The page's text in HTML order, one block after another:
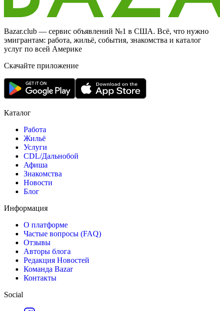
Bazar.club — сервис объявлений №1 в США. Всё, что нужно
эмигрантам: работа, жильё, события, знакомства и каталог
услуг по всей Америке
Скачайте приложение
Каталог
Работа
Жильё
Услуги
CDL/Дальнобой
Афиша
Знакомства
Новости
Блог
Информация
О платформе
Частые вопросы (FAQ)
Отзывы
Авторы блога
Редакция Новостей
Команда Bazar
Контакты
Social